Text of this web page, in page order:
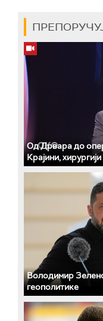
Од Дрвара до
Крајини,
Володимир
геополитике